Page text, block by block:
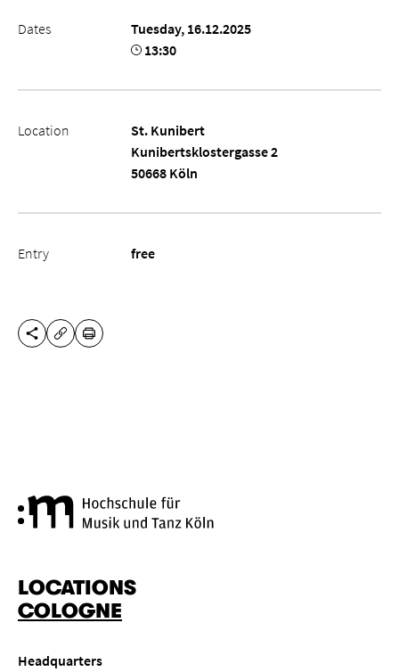
Dates
Tuesday, 16.12.2025
13:30
Location
St. Kunibert
Kunibertsklostergasse 2
50668 Köln
Entry free
SHARE THIS PAGE
COPY URL
PRINT
LOCATIONS
COLOGNE
Headquarters